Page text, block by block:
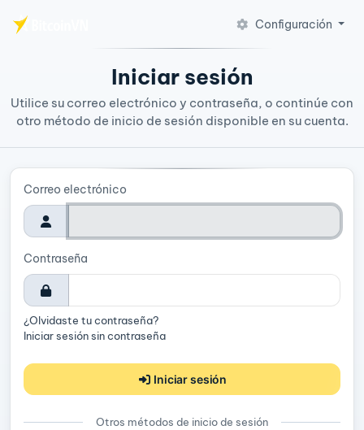
Configuración
Iniciar sesión
Utilice su correo electrónico y contraseña, o continúe con
otro método de inicio de sesión disponible en su cuenta.
Correo electrónico
Contraseña
¿Olvidaste tu contraseña?
Iniciar sesión sin contraseña
Iniciar sesión
Otros métodos de inicio de sesión